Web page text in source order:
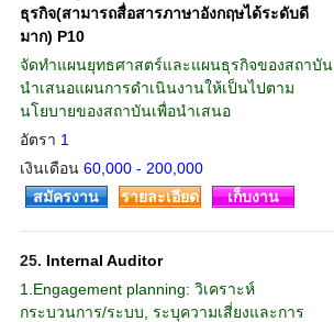
ธุรกิจ(สามารถสื่อสารภาษาอังกฤษได้ระดับดี
มาก) P10
จัดทำแผนยุทธศาสตร์และแผนธุรกิจของสถาบัน
นำเสนอแผนการดำเนินงานให้เป็นไปตาม
นโยบายของสถาบันเพื่อนำเสนอ
อัตรา 1
เงินเดือน 60,000 - 200,000
สมัครงาน รายละเอียด เก็บงาน
25. Internal Auditor
1.Engagement planning: วิเคราะห์
กระบวนการ/ระบบ, ระบุความเสี่ยงและการ